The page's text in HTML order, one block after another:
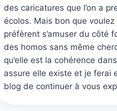
des caricatures que l’on a
écolos. Mais bon que
préfèrent s’amuser du côté
des homos sans même
qu’elle est la cohérence
assure elle existe et je ferai
blog de continuer à vous